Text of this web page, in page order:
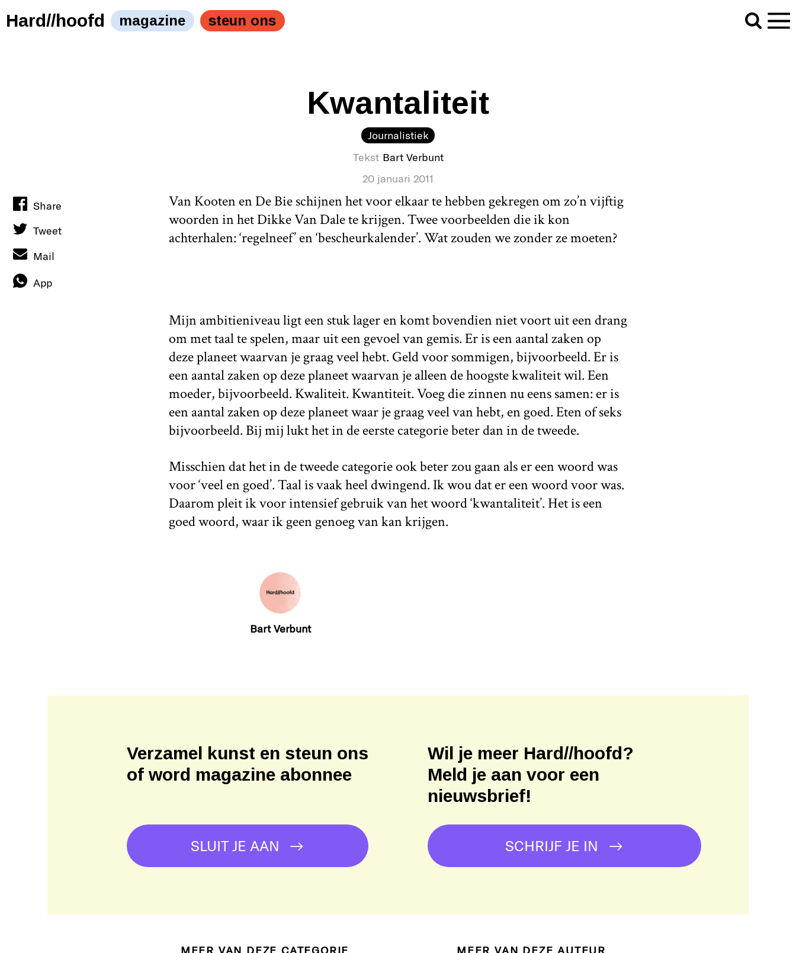
Hard//hoofd magazine steun ons
Kwantaliteit
Journalistiek
Tekst Bart Verbunt
20 januari 2011
Van Kooten en De Bie schijnen het voor elkaar te hebben gekregen om zo’n vijftig
woorden in het Dikke Van Dale te krijgen. Twee voorbeelden die ik kon
achterhalen: ‘regelneef’ en ‘bescheurkalender’. Wat zouden we zonder ze moeten?
Mijn ambitieniveau ligt een stuk lager en komt bovendien niet voort uit een drang
om met taal te spelen, maar uit een gevoel van gemis. Er is een aantal zaken op
deze planeet waarvan je graag veel hebt. Geld voor sommigen, bijvoorbeeld. Er is
een aantal zaken op deze planeet waarvan je alleen de hoogste kwaliteit wil. Een
moeder, bijvoorbeeld. Kwaliteit. Kwantiteit. Voeg die zinnen nu eens samen: er is
een aantal zaken op deze planeet waar je graag veel van hebt, en goed. Eten of seks
bijvoorbeeld. Bij mij lukt het in de eerste categorie beter dan in de tweede.
Misschien dat het in de tweede categorie ook beter zou gaan als er een woord was
voor ‘veel en goed’. Taal is vaak heel dwingend. Ik wou dat er een woord voor was.
Daarom pleit ik voor intensief gebruik van het woord ‘kwantaliteit’. Het is een
goed woord, waar ik geen genoeg van kan krijgen.
Share
Tweet
Mail
App
Bart Verbunt
Verzamel kunst en steun ons
of word magazine abonnee
SLUIT JE AAN
Wil je meer Hard//hoofd?
Meld je aan voor een
nieuwsbrief!
SCHRIJF JE IN
MEER VAN DEZE CATEGORIE MEER VAN DEZE AUTEUR